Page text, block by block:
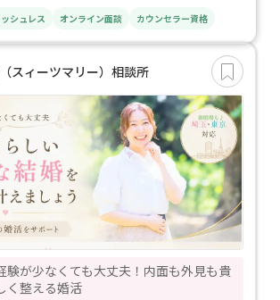
シュレス オンライン面談 カウンセラー資格
スィーツマリー）相談所
験が少なくても大丈夫！内面も外見も貴
く整える婚活